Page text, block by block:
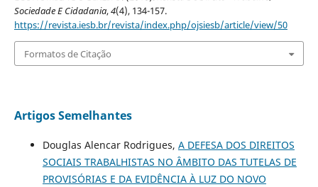
Sociedade E Cidadania,4(4), 134-157.
https://revista.iesb.br/revista/index.php/ojsiesb/article/view/50
Formatos de Citação
Artigos Semelhantes
Douglas Alencar Rodrigues, A DEFESA DOS DIREITOS
SOCIAIS TRABALHISTAS NO ÂMBITO DAS TUTELAS DE
PROVISÓRIAS E DA EVIDÊNCIA À LUZ DO NOVO